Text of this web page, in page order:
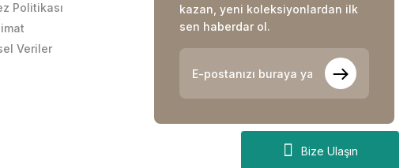
Bize Ulaşın
Politikası
Veriler
kazan, yeni koleksiyonlardan ilk
sen haberdar ol.